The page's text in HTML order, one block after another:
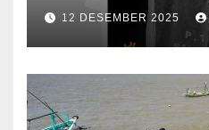
12 DESEMBER 2025